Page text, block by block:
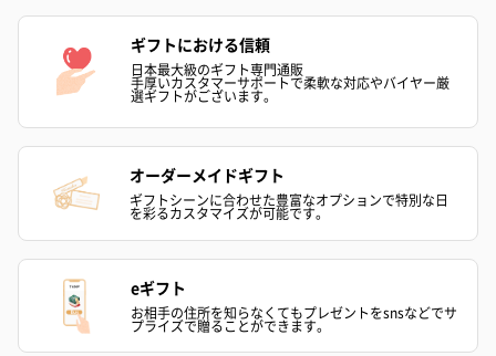
おつまみ・その他
お酒にぴったりのおつまみ・サプリを同梱してお届けいたしま
す。
ギフトにおける信頼
日本最大級のギフト専門通販
手厚いカスタマーサポートで柔軟な対応やバイヤー厳
選ギフトがございます。
オーダーメイドギフト
ギフトシーンに合わせた豊富なオプションで特別な日
を彩るカスタマイズが可能です。
eギフト
お相手の住所を知らなくてもプレゼントをsnsなどでサ
プライズで贈ることができます。